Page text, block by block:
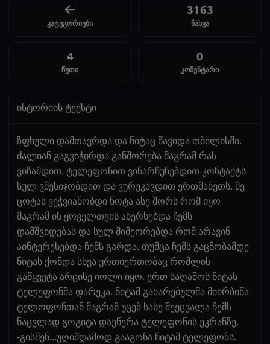
კატეგორიები
3163
ნახვა
4
წუთი
0
კომენტარი
ისტორიის ტექსტი
ზფხული დამთავრდა და ნიტაც წავიდა თბილისში.
ძალიან გაგვიჭირდა განშორება მაგრამ რას
ვიზამდით. ტელეფონით ვინარჩუნებდით კონტაქტს
სულ ვმესიჯობდით და ვურეკავდით ერთმანეთს. მე
ცოტას ვეჭვიანობდი ნოტა ასე შორს რომ იყო
მაგრამ ის ყოველთვის ახერხებდა ჩემს
დამშვიდებას და სულ მიმეორებდა რომ არავინ
აინტერესებდა ჩემს გარდა. თუმცა ჩემს გაცნობამდე
ნიტას ქონდა სხვა ურთიერთობაც რომლის
გაწყვეტა არცისე იოლი იყო. ერთ საღამოს ნიტას
ტელეფონმა დარეკა. ნიტამ გახარებულმა მიირბინა
ტელოფონთან მაგრამ უცებ სახე შეეცვალა ჩემს
ნაცვლად გოგიტა დაეწერა ტელეფონის ეკრანზე.
-გისმენ...უღიმღამოდ გააგონა ნიტამ ტელეფონს.